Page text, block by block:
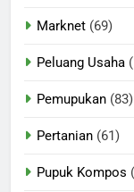
Marknet (69)
Peluang Usaha
Pemupukan (83)
Pertanian (61)
Pupuk Kompos